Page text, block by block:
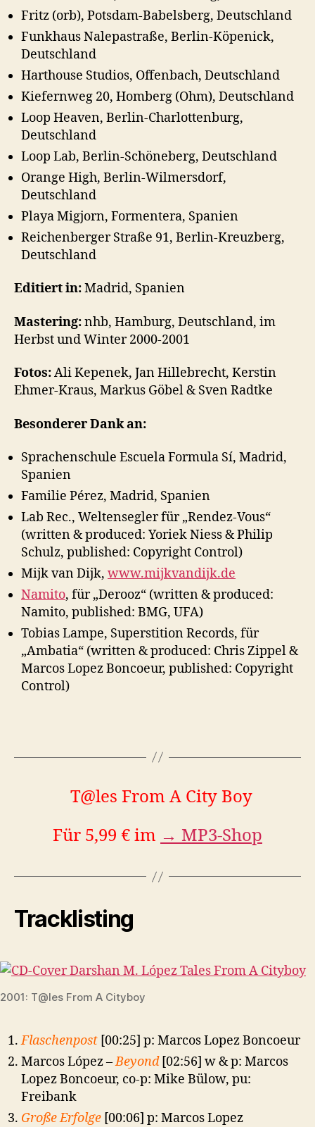
Fritz (orb), Potsdam-Babelsberg, Deutschland
Funkhaus Nalepastraße, Berlin-Köpenick,
Deutschland
Harthouse Studios, Offenbach, Deutschland
Kiefernweg 20, Homberg (Ohm), Deutschland
Loop Heaven, Berlin-Charlottenburg,
Deutschland
Loop Lab, Berlin-Schöneberg, Deutschland
Orange High, Berlin-Wilmersdorf,
Deutschland
Playa Migjorn, Formentera, Spanien
Reichenberger Straße 91, Berlin-Kreuzberg,
Deutschland
Editiert in:Madrid, Spanien
Mastering:nhb, Hamburg, Deutschland, im
Herbst und Winter 2000-2001
Fotos:Ali Kepenek, Jan Hillebrecht, Kerstin
Ehmer-Kraus, Markus Göbel & Sven Radtke
Besonderer Dank an:
Sprachenschule Escuela Formula Sí, Madrid,
Spanien
Familie Pérez, Madrid, Spanien
Lab Rec., Weltensegler für „Rendez-Vous“
(written & produced: Yoriek Niess & Philip
Schulz, published: Copyright Control)
Mijk van Dijk, www.mijkvandijk.de
Namito, für „Derooz“ (written & produced:
Namito, published: BMG, UFA)
Tobias Lampe, Superstition Records, für
„Ambatia“ (written & produced: Chris Zippel &
Marcos Lopez Boncoeur, published: Copyright
Control)
T@les From A City Boy
Für 5,99 € im → MP3-Shop
Tracklisting
2001: T@les From A Cityboy
Flaschenpost [00:25] p: Marcos Lopez Boncoeur
Marcos López –Beyond[02:56] w & p: Marcos
Lopez Boncoeur, co-p: Mike Bülow, pu:
Freibank
Große Erfolge [00:06] p: Marcos Lopez